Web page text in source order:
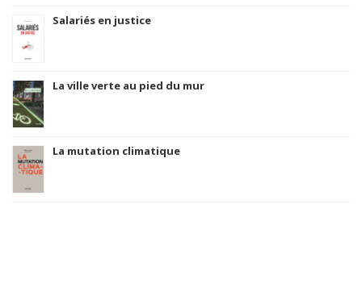
Salariés en justice
La ville verte au pied du mur
La mutation climatique